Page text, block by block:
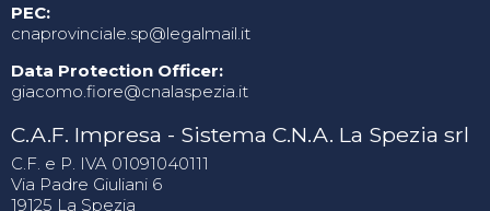
PEC:
cnaprovinciale.sp@legalmail.it
Data Protection Officer:
giacomo.fiore@cnalaspezia.it
C.A.F. Impresa - Sistema C.N.A. La Spezia srl
C.F. e P. IVA 01091040111
Via Padre Giuliani 6
19125 La Spezia